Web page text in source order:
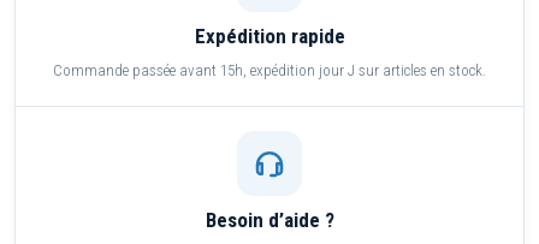
Expédition rapide
Commande passée avant 15h, expédition jour J sur articles en stock.
Besoin d’aide ?